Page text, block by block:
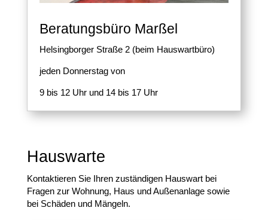
Beratungsbüro Marßel
Helsingborger Straße 2 (beim Hauswartbüro)
jeden Donnerstag von
9 bis 12 Uhr und 14 bis 17 Uhr
Hauswarte
Kontaktieren Sie Ihren zuständigen Hauswart bei
Fragen zur Wohnung, Haus und Außenanlage sowie
bei Schäden und Mängeln.